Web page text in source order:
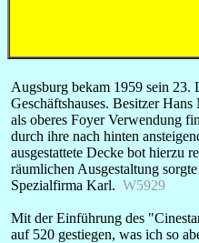
Augsburg bekam 1959 sein 23.
Geschäftshauses. Besitzer
als oberes Foyer Verwendung
durch ihre nach hinten
ausgestattete Decke bot hierzu
räumlichen Ausgestaltung
Spezialfirma Karl. W5929
Mit der Einführung des
auf 520 gestiegen, was ich so